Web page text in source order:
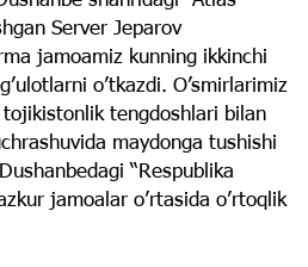
Server Jeparov
jamoamiz kunning ikkinchi
o’tkazdi. O’smirlarimiz
tojikistonlik tengdoshlari bilan
maydonga tushishi
“Respublika
jamoalar o’rtasida o’rtoqlik